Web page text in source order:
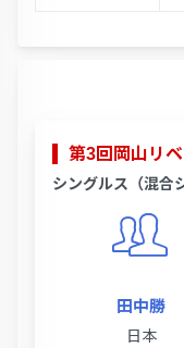
第3回岡山リ
シングルス（混合
田中勝
日本